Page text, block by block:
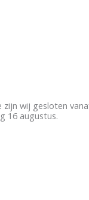
zijn wij gesloten
16 augustus.